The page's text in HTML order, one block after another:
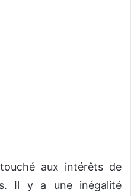
aux intérêts de
Il y a une inégalité